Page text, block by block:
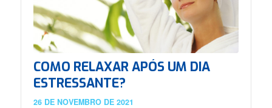
COMO RELAXAR APÓS UM DIA
ESTRESSANTE?
26 DE NOVEMBRO DE 2021